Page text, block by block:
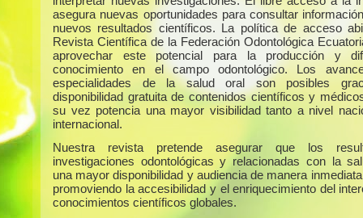
asegura nuevas oportunidades para consultar
nuevos resultados científicos. La política de acceso
Revista Científica de la Federación Odontológica
aprovechar este potencial para la producción y
conocimiento en el campo odontológico. Los
especialidades de la salud oral son posibles
disponibilidad gratuita de contenidos científicos y
su vez potencia una mayor visibilidad tanto a nivel
internacional.
Nuestra revista pretende asegurar que los
investigaciones odontológicas y relacionadas con la
una mayor disponibilidad y audiencia de manera
promoviendo la accesibilidad y el enriquecimiento del
conocimientos científicos globales.